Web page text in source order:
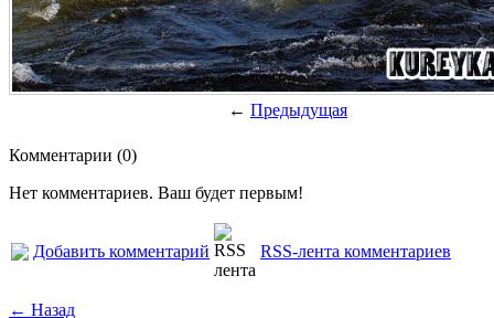
← Предыдущая
Комментарии (0)
Нет комментариев. Ваш будет первым!
Добавить комментарий RSS-лента комментариев
← Назад